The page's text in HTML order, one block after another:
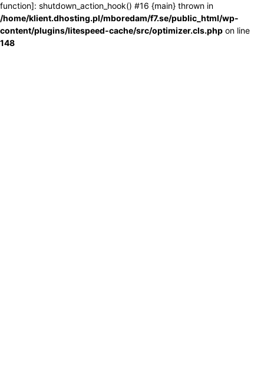
function]: shutdown_action_hook() #16 {main} thrown in
/home/klient.dhosting.pl/mboredam/f7.se/public_html/wp-
content/plugins/litespeed-cache/src/optimizer.cls.php on line
148